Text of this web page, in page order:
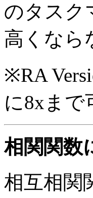
のタスク
高くなら
※RA
に8xまで
相関関数
相互相関